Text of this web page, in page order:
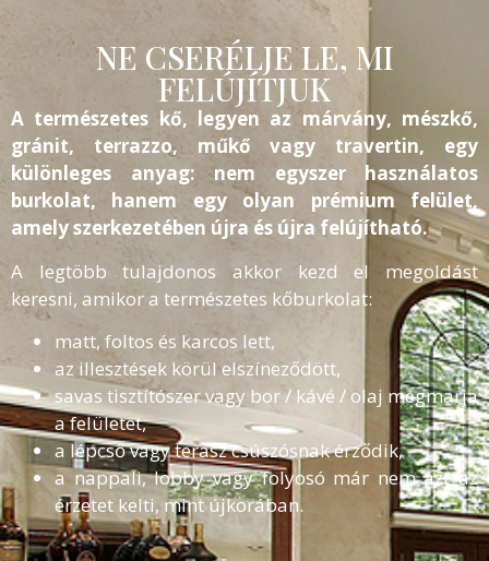
NE CSERÉLJE LE, MI
FELÚJÍTJUK
A természetes kő, legyen az márvány, mészkő,
gránit, terrazzo, műkő vagy travertin, egy
különleges anyag: nem egyszer használatos
burkolat, hanem egy olyan prémium felület,
amely szerkezetében újra és újra felújítható.
A legtöbb tulajdonos akkor kezd el megoldást
keresni, amikor a természetes kőburkolat:
matt, foltos és karcos lett,
az illesztések körül elszíneződött,
savas tisztítószer vagy bor / kávé / olaj megmarja
a felületet,
a lépcső vagy terasz csúszósnak érződik,
a nappali, lobby vagy folyosó már nem azt az
érzetet kelti, mint újkorában.